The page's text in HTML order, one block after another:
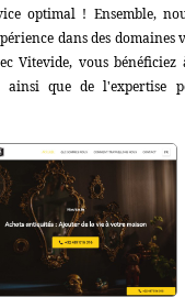
optimal ! Ensemble,
dans des domaines
Vitevide, vous
ainsi que de l'expertise